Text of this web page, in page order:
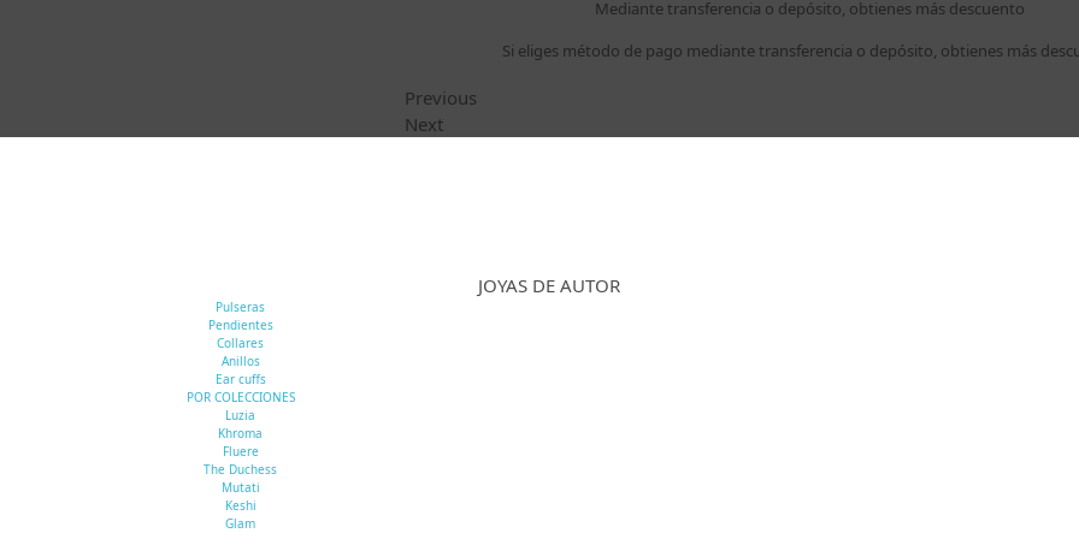
Mediante transferencia o depósito, obtienes más descuento
Si eliges método de pago mediante transferencia o depósito, obtienes más
Previous
Next
JOYAS DE AUTOR
Pulseras
Pendientes
Collares
Anillos
Ear cuffs
POR COLECCIONES
Luzia
Khroma
Fluere
The Duchess
Mutati
Keshi
Glam